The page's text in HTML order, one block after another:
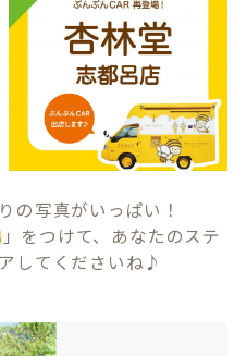
の写真がいっぱい！
」をつけて、あなたのステ
してくださいね♪